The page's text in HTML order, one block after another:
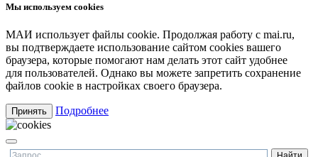
Мы используем cookies
МАИ использует файлы cookie. Продолжая работу с mai.ru,
вы подтверждаете использование сайтом cookies вашего
браузера, которые помогают нам делать этот сайт удобнее
для пользователей. Однако вы можете запретить сохранение
файлов cookie в настройках своего браузера.
Принять Подробнее